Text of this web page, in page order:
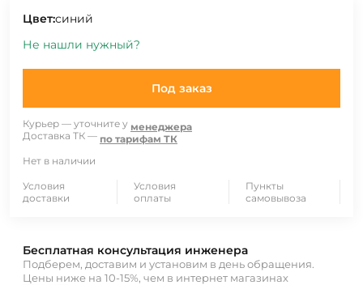
Цвет:синий
Не нашли нужный?
Под заказ
Курьер — уточните у менеджера
Доставка ТК — по тарифам ТК
Нет в наличии
Условия
доставки
Условия
оплаты
Пункты
самовывоза
Бесплатная консультация инженера
Подберем, доставим и установим в день обращения.
Цены ниже на 10-15%, чем в интернет магазинах